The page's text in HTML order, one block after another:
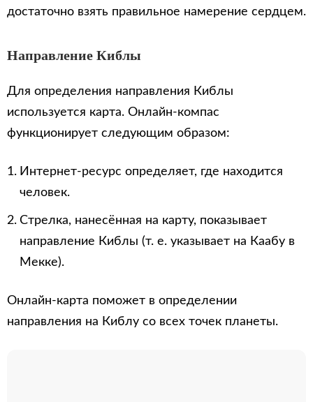
достаточно взять правильное намерение сердцем.
Направление Киблы
Для определения направления Киблы
используется карта. Онлайн-компас
функционирует следующим образом:
Интернет-ресурс определяет, где находится
человек.
Стрелка, нанесённая на карту, показывает
направление Киблы (т. е. указывает на Каабу в
Мекке).
Онлайн-карта поможет в определении
направления на Киблу со всех точек планеты.